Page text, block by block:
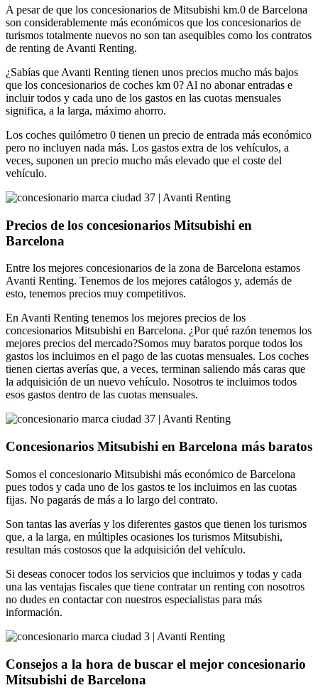
A pesar de que los concesionarios de Mitsubishi km.0 de Barcelona
son considerablemente más económicos que los concesionarios de
turismos totalmente nuevos no son tan asequibles como los contratos
de renting de Avanti Renting.
¿Sabías que Avanti Renting tienen unos precios mucho más bajos
que los concesionarios de coches km 0? Al no abonar entradas e
incluir todos y cada uno de los gastos en las cuotas mensuales
significa, a la larga, máximo ahorro.
Los coches quilómetro 0 tienen un precio de entrada más económico
pero no incluyen nada más. Los gastos extra de los vehículos, a
veces, suponen un precio mucho más elevado que el coste del
vehículo.
Precios de los concesionarios Mitsubishi en
Barcelona
Entre los mejores concesionarios de la zona de Barcelona estamos
Avanti Renting. Tenemos de los mejores catálogos y, además de
esto, tenemos precios muy competitivos.
En Avanti Renting tenemos los mejores precios de los
concesionarios Mitsubishi en Barcelona. ¿Por qué razón tenemos los
mejores precios del mercado?Somos muy baratos porque todos los
gastos los incluimos en el pago de las cuotas mensuales. Los coches
tienen ciertas averías que, a veces, terminan saliendo más caras que
la adquisición de un nuevo vehículo. Nosotros te incluimos todos
esos gastos dentro de las cuotas mensuales.
Concesionarios Mitsubishi en Barcelona más baratos
Somos el concesionario Mitsubishi más económico de Barcelona
pues todos y cada uno de los gastos te los incluimos en las cuotas
fijas. No pagarás de más a lo largo del contrato.
Son tantas las averías y los diferentes gastos que tienen los turismos
que, a la larga, en múltiples ocasiones los turismos Mitsubishi,
resultan más costosos que la adquisición del vehículo.
Si deseas conocer todos los servicios que incluimos y todas y cada
una las ventajas fiscales que tiene contratar un renting con nosotros
no dudes en contactar con nuestros especialistas para más
información.
Consejos a la hora de buscar el mejor concesionario
Mitsubishi de Barcelona